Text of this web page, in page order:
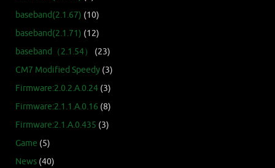
baseband(2.1.67) (10)
baseband(2.1.71) (12)
baseband（2.1.54）
(23)
CM7 Modified Speedy (3)
Firmware:2.0.2.A.0.24 (3)
Firmware:2.1.1.A.0.16 (8)
Firmware:2.1.A.0.435 (3)
Game (5)
News (40)